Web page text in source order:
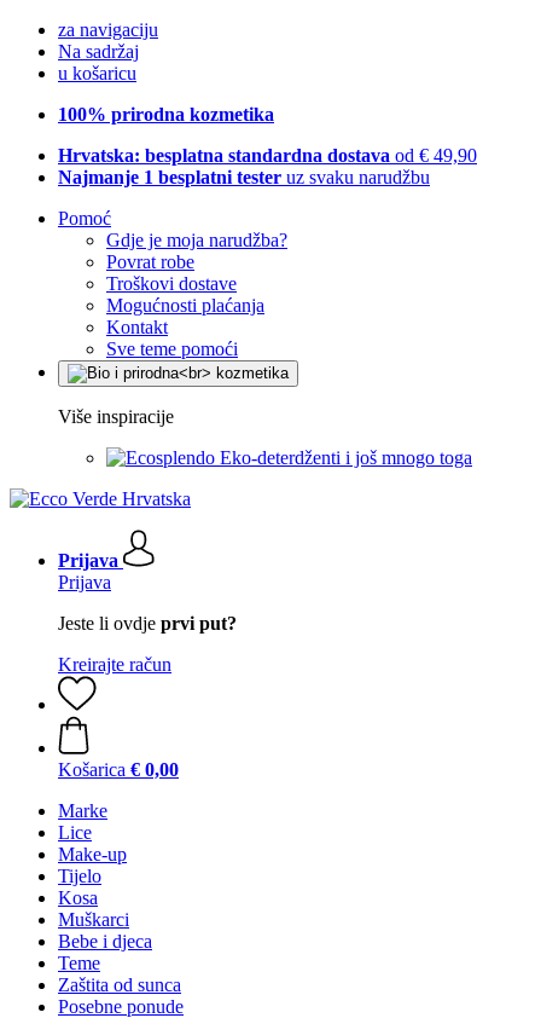
za navigaciju
Na sadržaj
u košaricu
100% prirodna kozmetika
Hrvatska: besplatna standardna dostava od € 49,90
Najmanje 1 besplatni tester uz svaku narudžbu
Pomoć
Gdje je moja narudžba?
Povrat robe
Troškovi dostave
Mogućnosti plaćanja
Kontakt
Sve teme pomoći
Više inspiracije
Eko-deterdženti i još mnogo toga
Prijava
Prijava
Jeste li ovdje prvi put?
Kreirajte račun
Košarica € 0,00
Marke
Lice
Make-up
Tijelo
Kosa
Muškarci
Bebe i djeca
Teme
Zaštita od sunca
Posebne ponude